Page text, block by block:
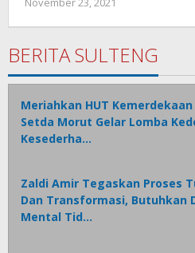
BERITA SULTENG
Meriahkan HUT Kemerdekaan
Setda Morut Gelar Lomba
Kesederha…
Zaldi Amir Tegaskan Proses
Dan Transformasi, Butuhkan
Mental Tid…